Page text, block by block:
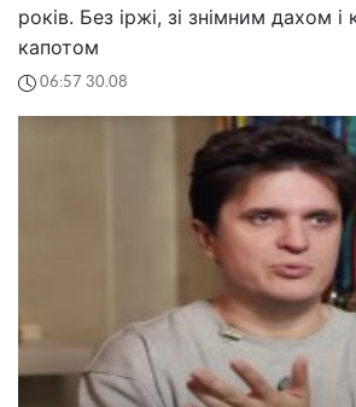
років. Без іржі, зі знімним дахом і
капотом
06:57 30.08